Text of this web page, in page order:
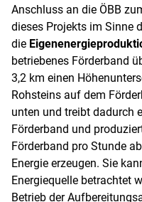
Anschluss an die ÖBB
dieses Projekts im Sinne
die
betriebenes Förderband
3,2 km einen
Rohsteins auf dem
unten und treibt dadurch
Förderband und
Förderband pro Stunde
Energie erzeugen. Sie
Energiequelle betrachtet
Betrieb der